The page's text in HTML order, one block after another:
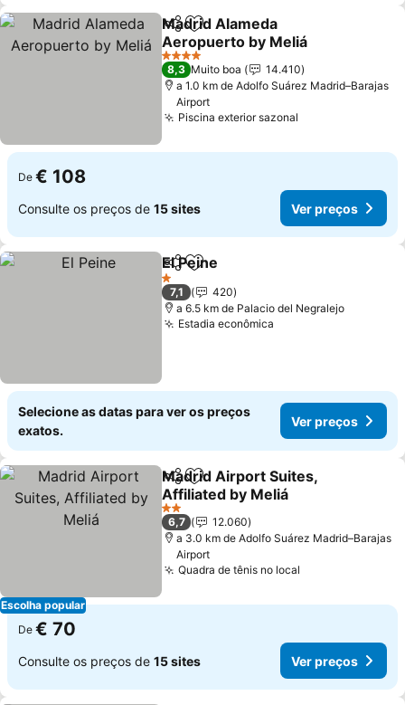
PartilharAdicionar aos favoritos
Madrid Alameda
Aeropuerto by Meliá
4 Estrelas
8,3 Muito boa
14.410
a 1.0 km de Adolfo Suárez Madrid–Barajas
Airport
Piscina exterior sazonal
De € 108
Consulte os preços de 15 sites Ver preços
PartilharAdicionar aos favoritos
El Peine
1 Estrelas
7,1
420
a 6.5 km de Palacio del Negralejo
Estadia econômica
Selecione as datas para ver os preços
exatos.
Ver preços
Escolha popular
PartilharAdicionar aos favoritos
Madrid Airport Suites,
Affiliated by Meliá
2 Estrelas
6,7
12.060
a 3.0 km de Adolfo Suárez Madrid–Barajas
Airport
Quadra de tênis no local
De € 70
Consulte os preços de 15 sites Ver preços